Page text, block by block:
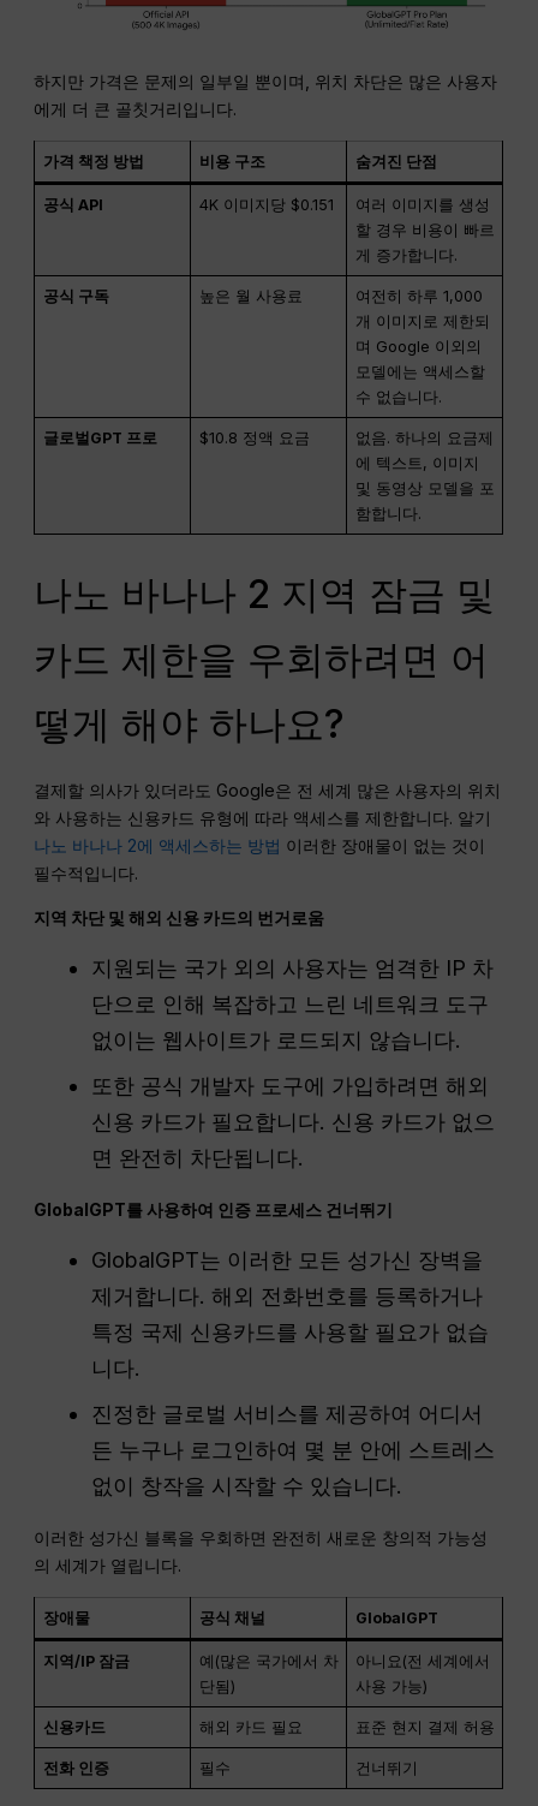
하지만 가격은 문제의 일부일 뿐이며, 위치 차단은 많은 사용자
에게 더 큰 골칫거리입니다.
가격 책정 방법 비용 구조 숨겨진 단점
공식 API 4K 이미지당 $0.151
여러 이미지를 생성
할 경우 비용이 빠르
게 증가합니다.
공식 구독 높은 월 사용료
여전히 하루 1,000
개 이미지로 제한되
며 Google 이외의
모델에는 액세스할
수 없습니다.
글로벌GPT 프로 $10.8 정액 요금
없음. 하나의 요금제
에 텍스트, 이미지
및 동영상 모델을 포
함합니다.
나노 바나나 2 지역 잠금 및
카드 제한을 우회하려면 어
떻게 해야 하나요?
결제할 의사가 있더라도 Google은 전 세계 많은 사용자의 위치
와 사용하는 신용카드 유형에 따라 액세스를 제한합니다. 알기
나노 바나나 2에 액세스하는 방법 이러한 장애물이 없는 것이
필수적입니다.
지역 차단 및 해외 신용 카드의 번거로움
지원되는 국가 외의 사용자는 엄격한 IP 차
단으로 인해 복잡하고 느린 네트워크 도구
없이는 웹사이트가 로드되지 않습니다.
또한 공식 개발자 도구에 가입하려면 해외
신용 카드가 필요합니다. 신용 카드가 없으
면 완전히 차단됩니다.
GlobalGPT를 사용하여 인증 프로세스 건너뛰기
GlobalGPT는 이러한 모든 성가신 장벽을
제거합니다. 해외 전화번호를 등록하거나
특정 국제 신용카드를 사용할 필요가 없습
니다.
진정한 글로벌 서비스를 제공하여 어디서
든 누구나 로그인하여 몇 분 안에 스트레스
없이 창작을 시작할 수 있습니다.
이러한 성가신 블록을 우회하면 완전히 새로운 창의적 가능성
의 세계가 열립니다.
장애물 공식 채널 GlobalGPT
지역/IP 잠금
예(많은 국가에서 차
단됨)
아니요(전 세계에서
사용 가능)
신용카드 해외 카드 필요 표준 현지 결제 허용
전화 인증 필수 건너뛰기